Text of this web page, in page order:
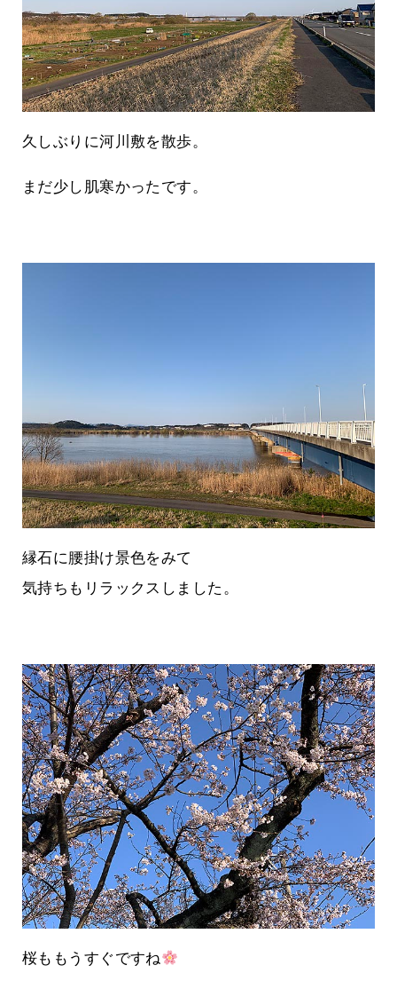
久しぶりに河川敷を散歩。
まだ少し肌寒かったです。
縁石に腰掛け景色をみて
気持ちもリラックスしました。
桜ももうすぐですね